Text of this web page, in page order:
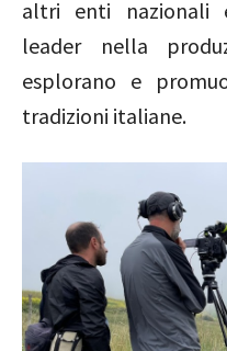
altri enti nazionali
leader nella
esplorano e
tradizioni italiane.